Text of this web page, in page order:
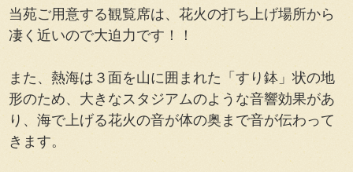
当苑ご用意する観覧席は、花火の打ち上げ場所から
凄く近いので大迫力です！！
また、熱海は３面を山に囲まれた「すり鉢」状の地
形のため、大きなスタジアムのような音響効果があ
り、海で上げる花火の音が体の奥まで音が伝わって
きます。